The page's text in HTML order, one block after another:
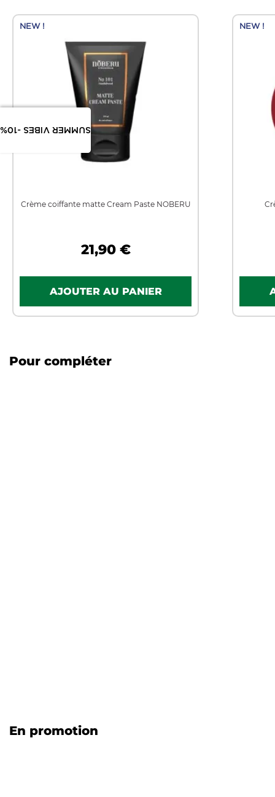
SUMMER VIBES -10%
NEW !
Crème coiffante matte Cream Paste NOBERU
21,90 €
NEW !
Pour compléter
En promotion